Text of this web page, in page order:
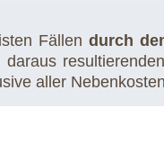
Fällendurch
aller